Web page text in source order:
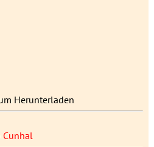
Herunterladen